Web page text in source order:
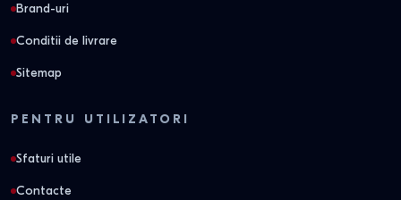
Brand-uri
Conditii de livrare
Sitemap
PENTRU UTILIZATORI
Sfaturi utile
Contacte